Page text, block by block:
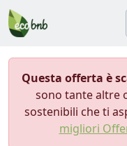
Questa offerta è
sono tante altre
sostenibili che ti
migliori